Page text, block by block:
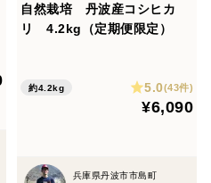
自然栽培 丹波産コシヒカ
リ 4.2kg（定期便限定）
約4.2kg 5.0(43件)
¥6,090
兵庫県丹波市市島町